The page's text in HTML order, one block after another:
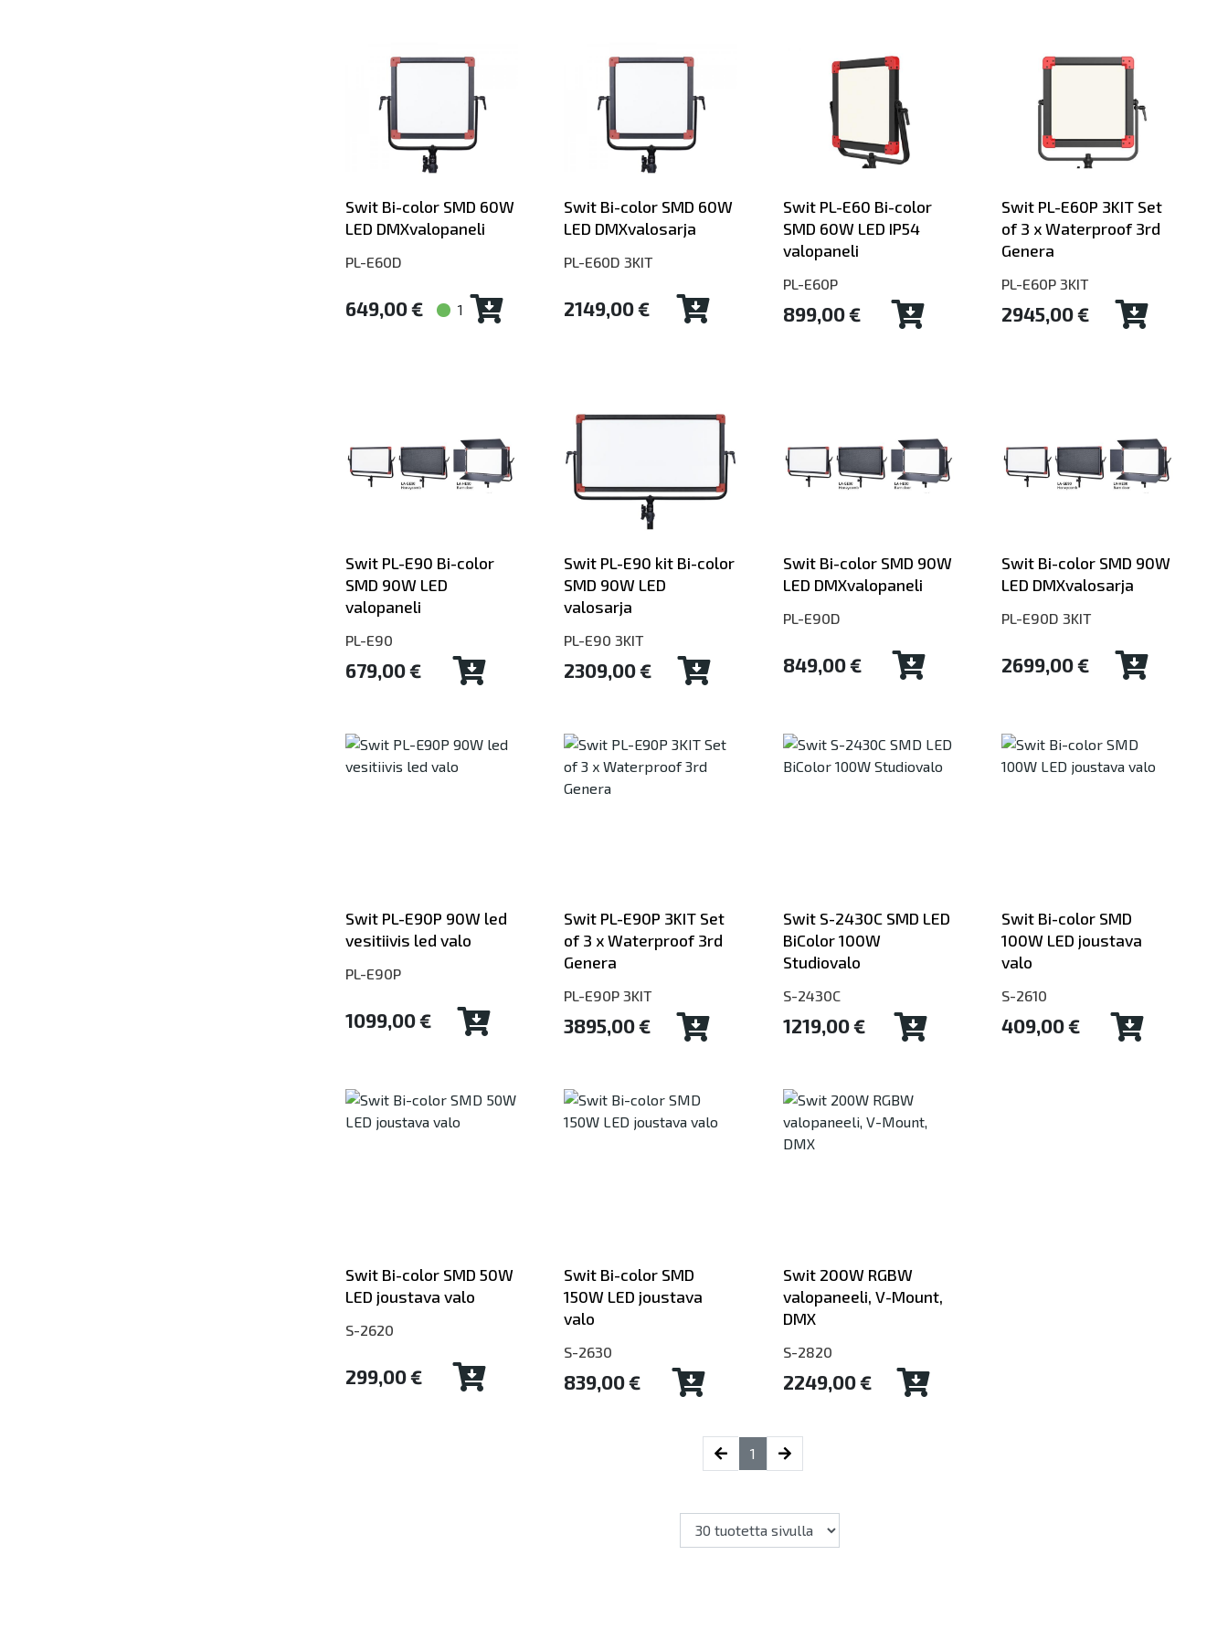
Swit Bi-color SMD 60W
LED DMXvalopaneli
PL-E60D
649,00 € 1
Swit Bi-color SMD 60W
LED DMXvalosarja
PL-E60D 3KIT
2149,00 €
Swit PL-E60 Bi-color
SMD 60W LED IP54
valopaneli
PL-E60P
899,00 €
Swit PL-E60P 3KIT Set
of 3 x Waterproof 3rd
Genera
PL-E60P 3KIT
2945,00 €
Swit PL-E90 Bi-color
SMD 90W LED
valopaneli
PL-E90
679,00 €
Swit PL-E90 kit Bi-color
SMD 90W LED
valosarja
PL-E90 3KIT
2309,00 €
Swit Bi-color SMD 90W
LED DMXvalopaneli
PL-E90D
849,00 €
Swit Bi-color SMD 90W
LED DMXvalosarja
PL-E90D 3KIT
2699,00 €
Swit PL-E90P 90W led
vesitiivis led valo
PL-E90P
1099,00 €
Swit PL-E90P 3KIT Set
of 3 x Waterproof 3rd
Genera
PL-E90P 3KIT
3895,00 €
Swit S-2430C SMD LED
BiColor 100W
Studiovalo
S-2430C
1219,00 €
Swit Bi-color SMD
100W LED joustava
valo
S-2610
409,00 €
Swit Bi-color SMD 50W
LED joustava valo
S-2620
299,00 €
Swit Bi-color SMD
150W LED joustava
valo
S-2630
839,00 €
Swit 200W RGBW
valopaneeli, V-Mount,
DMX
S-2820
2249,00 €
1 (current)